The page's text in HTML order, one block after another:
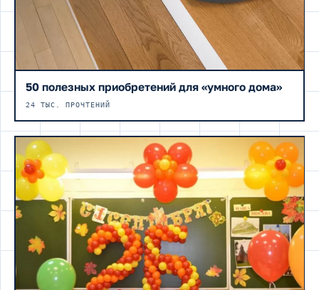
50 полезных приобретений для «умного дома»
24 ТЫС. ПРОЧТЕНИЙ